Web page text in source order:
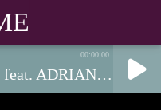
IMPLANT PENTRU REFUZ feat. ADRIAN DESPOT - ÎNTRE-DESCHIS
00:00:00